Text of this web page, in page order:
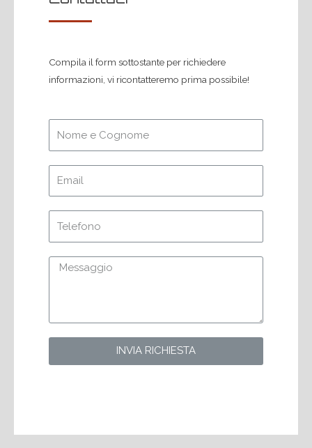
Compila il form sottostante per richiedere
informazioni, vi ricontatteremo prima possibile!
INVIA RICHIESTA